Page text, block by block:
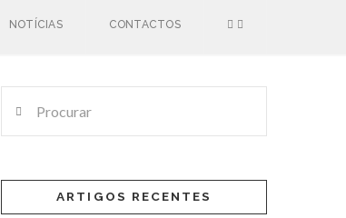
NOTÍCIAS CONTACTOS
ARTIGOS RECENTES